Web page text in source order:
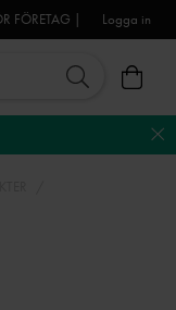
FÖRETAG | Logga in
TROSS